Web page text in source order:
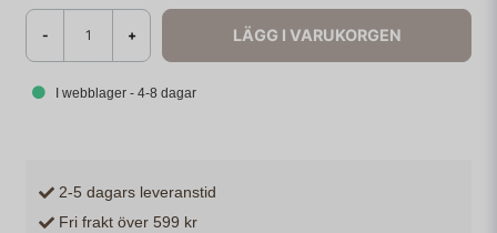
- + LÄGG I VARUKORGEN
I webblager - 4-8 dagar
2-5 dagars leveranstid
Fri frakt över 599 kr